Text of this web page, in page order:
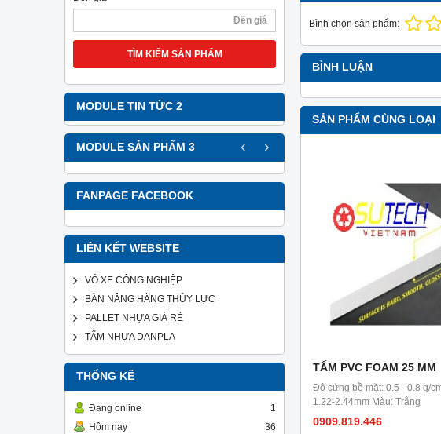
TÌM KIẾM SẢN PHẨM
MODULE TIN TỨC 2
MODULE SẢN PHẨM 3 ‹ ›
FANPAGE FACEBOOK
LIÊN KẾT WEBSITE
VỎ XE CÔNG NGHIỆP
BÀN NÂNG HÀNG THỦY LỰC
PALLET NHỰA GIÁ RẺ
TẤM NHỰA DANPLA
THỐNG KÊ
Đang online
1
Hôm nay
36
Bình chọn sản phẩm:
BÌNH LUẬN
SẢN PHẨM CÙNG LOẠI
TẤM PVC FOAM 25 MM
Độ cứng bề mặt: 0.5 - 0.8 g/
1.22-2.44mm Màu: Trắng
0909.819.446